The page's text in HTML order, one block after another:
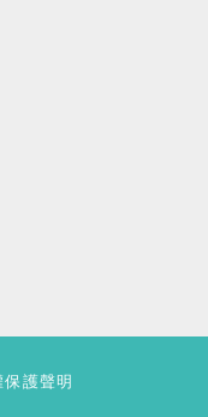
護聲明